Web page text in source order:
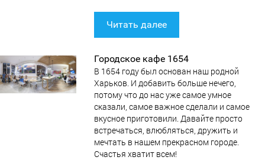
Читать далее
Городское кафе 1654
В 1654 году был основан наш родной
Харьков. И добавить больше нечего,
потому что до нас уже самое умное
сказали, самое важное сделали и самое
вкусное приготовили. Давайте просто
встречаться, влюбляться, дружить и
мечтать в нашем прекрасном городе.
Счастья хватит всем!